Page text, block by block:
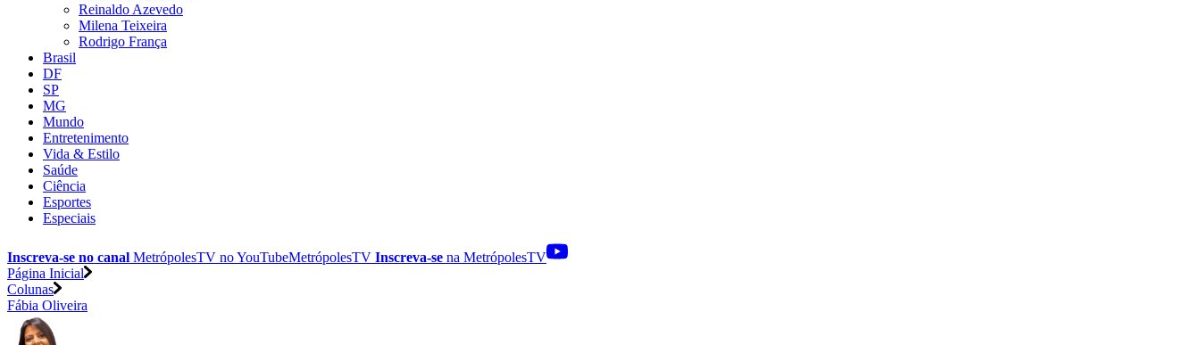
Reinaldo Azevedo
Milena Teixeira
Rodrigo França
Brasil
DF
SP
MG
Mundo
Entretenimento
Vida & Estilo
Saúde
Ciência
Esportes
Especiais
Inscreva-se no canal MetrópolesTV noYouTubeMetrópolesTV Inscreva-se na MetrópolesTV
Página Inicial
Colunas
Fábia Oliveira